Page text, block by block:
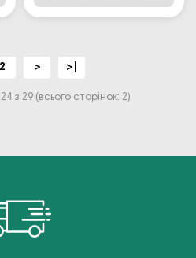
2 > >|
з 29 (всього сторінок: 2)